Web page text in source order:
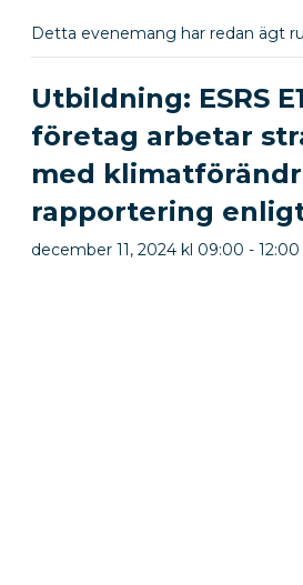
Detta evenemang har redan ägt
Utbildning: ESRS
företag arbetar
med
rapportering enligt
december 11, 2024 kl 09:00 - 12:00